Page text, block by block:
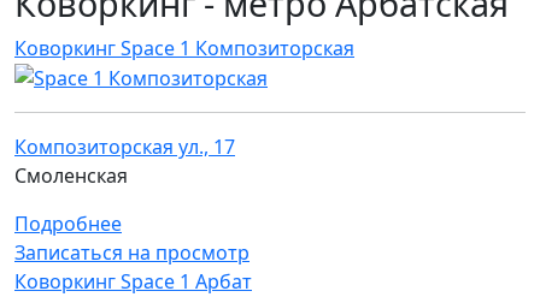
Коворкинг Space 1 Композиторская
Композиторская ул., 17
Смоленская
Подробнее
Записаться на просмотр
Коворкинг Space 1 Арбат